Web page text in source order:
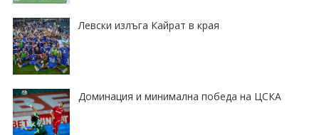
Левски излъга Кайрат в края
Доминация и минимална победа на ЦСКА